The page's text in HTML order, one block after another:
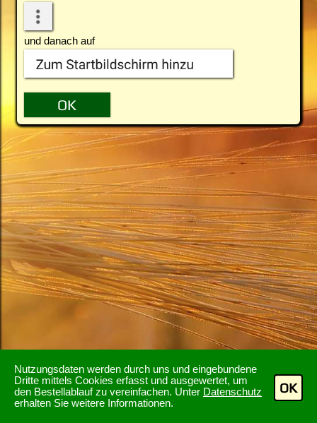
Nutzungsdaten werden durch uns und eingebundene
Dritte mittels Cookies erfasst und ausgewertet, um
den Bestellablauf zu vereinfachen. Unter Datenschutz
erhalten Sie weitere Informationen.
OK
und danach auf